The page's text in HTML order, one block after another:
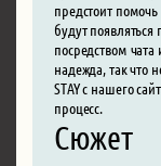
предстоит
будут
посредством
надежда, так что
STAY с нашего
процесс.
Сюжет